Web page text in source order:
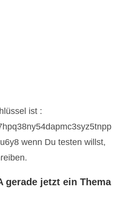
ist :
wenn Du testen willst,
gerade jetzt ein Thema